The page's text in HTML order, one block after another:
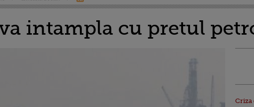
va intampla cu pretul
Criza